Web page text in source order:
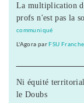
La multiplication
profs n'est pas la
communiqué
L'Agora parFSU
Ni équité
le Doubs